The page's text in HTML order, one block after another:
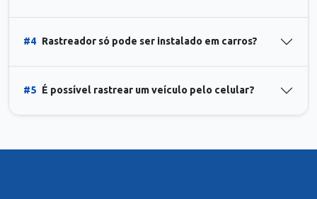
#4 Rastreador só pode ser instalado em carros?
#5 É possível rastrear um veículo pelo celular?